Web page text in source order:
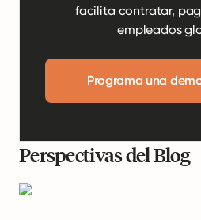
facilita contratar,
empleados
Programa una
Perspectivas del Blog